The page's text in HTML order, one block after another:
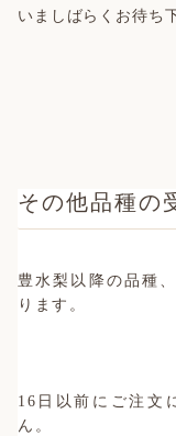
いましばらくお待ち
その他品種の
豊水梨以降の品種
ります。
16日以前にご注文
ん。